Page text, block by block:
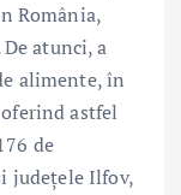
România,
atunci, a
alimente, în
astfel
de
județele Ilfov,